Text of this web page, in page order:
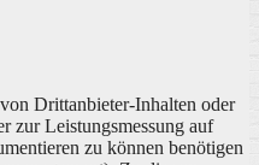
Drittanbieter-Inhalten oder
zur Leistungsmessung auf
zu können benötigen